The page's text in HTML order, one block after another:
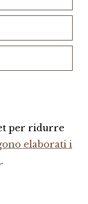
per ridurre
elaborati i
.